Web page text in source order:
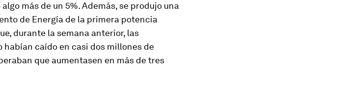
más de un 5%. Además, se produjo una
de Energía de la primera potencia
durante la semana anterior, las
caído en casi dos millones de
que aumentasen en más de tres